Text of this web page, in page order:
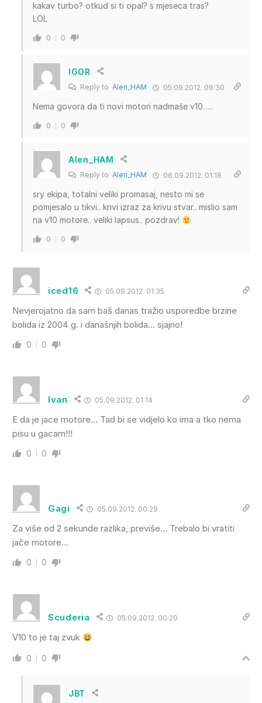
kakav turbo? otkud si ti opal? s mjeseca tras?
LOL
0 0
IGOR
Reply to Alen_HAM 05.09.2012. 09:30
Nema govora da ti novi motori nadmaše v10…..
0 0
Alen_HAM
Reply to Alen_HAM 06.09.2012. 01:18
sry ekipa, totalni veliki promasaj, nesto mi se
pomjesalo u tikvi.. krivi izraz za krivu stvar.. mislio sam
na v10 motore.. veliki lapsus.. pozdrav!
0 0
iced16 05.09.2012. 01:35
Nevjerojatno da sam baš danas tražio usporedbe brzine
bolida iz 2004 g. i današnjih bolida… sjajno!
0 0
Ivan 05.09.2012. 01:14
E da je jace motore… Tad bi se vidjelo ko ima a tko nema
pisu u gacam!!!
0 0
Gagi 05.09.2012. 00:29
Za više od 2 sekunde razlika, previše… Trebalo bi vratiti
jače motore…
0 0
Scuderia 05.09.2012. 00:20
V10 to je taj zvuk
0 0
JBT